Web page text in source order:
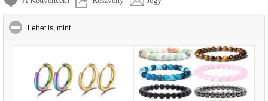
Lehet is, mintclick to collapse contents